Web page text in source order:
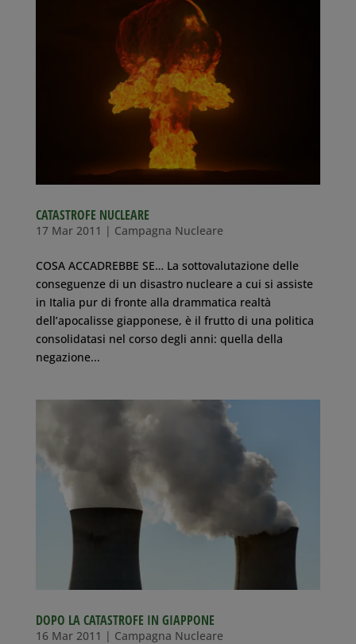
CATASTROFE NUCLEARE
17 Mar 2011 | Campagna Nucleare
COSA ACCADREBBE SE… La sottovalutazione delle
conseguenze di un disastro nucleare a cui si assiste
in Italia pur di fronte alla drammatica realtà
dell’apocalisse giapponese, è il frutto di una politica
consolidatasi nel corso degli anni: quella della
negazione...
DOPO LA CATASTROFE IN GIAPPONE
16 Mar 2011 | Campagna Nucleare